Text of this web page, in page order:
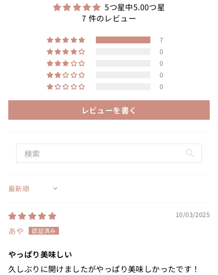
5つ星中5.00つ星
7 件のレビュー
7
0
0
0
0
レビューを書く
Sort by
10/03/2025
あや
やっぱり美味しい
久しぶりに開けましたがやっぱり美味しかったです！